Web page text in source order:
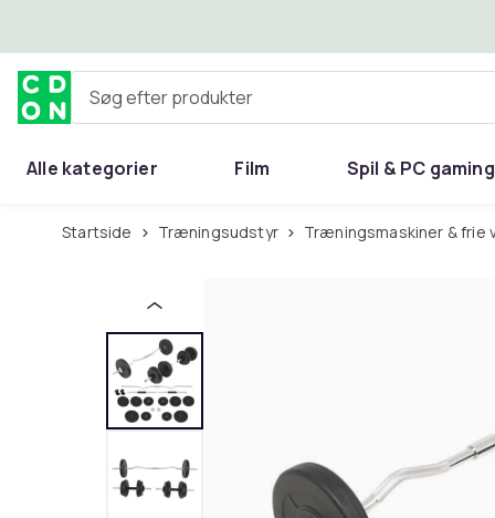
Søg efter produkter
Alle kategorier Film Spil & PC gaming
Hjem & have
Startside Træningsudstyr Træningsmaskiner &